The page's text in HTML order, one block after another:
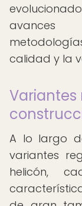
avances
calidad y la
Variantes
A lo largo
variantes
helicón,